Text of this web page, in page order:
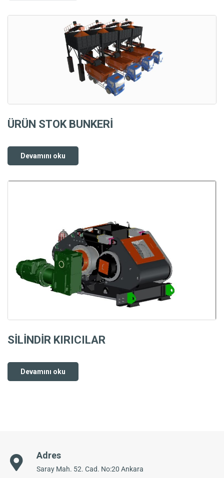
ÜRÜN STOK BUNKERİ
Devamını oku
SİLİNDİR KIRICILAR
Devamını oku
Adres
Saray Mah. 52. Cad. No:20 Ankara